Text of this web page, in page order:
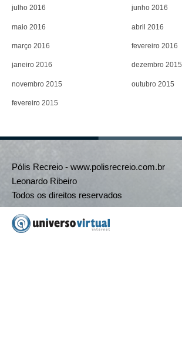
julho 2016 junho 2016
maio 2016 abril 2016
março 2016 fevereiro 2016
janeiro 2016 dezembro 2015
novembro 2015 outubro 2015
fevereiro 2015
Pólis Recreio - www.polisrecreio.com.br
Leonardo Ribeiro
Todos os direitos reservados